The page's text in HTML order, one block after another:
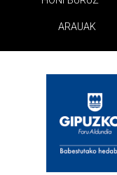
ARAUAK